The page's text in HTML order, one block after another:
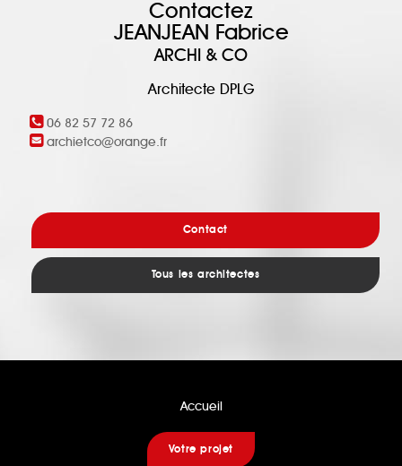
Contactez
JEANJEAN Fabrice
ARCHI & CO
Architecte DPLG
06 82 57 72 86
archietco@orange.fr
Contact
Tous les architectes
Accueil
Votre projet